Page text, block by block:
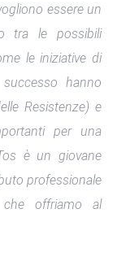
essere un
tra le possibili
le iniziative di
hanno
Resistenze) e
per una
è un giovane
professionale
che offriamo al